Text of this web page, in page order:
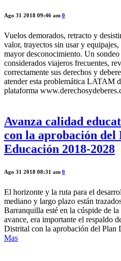
Ago 31 2018 09:46 am 0
Vuelos demorados, retracto y
valor, trayectos sin usar y
mayor desconocimiento. Un sondeo
considerados viajeros frecuentes,
correctamente sus derechos y
atender esta problemática LATAM
plataforma
Avanza calidad
con la aprobación del
Educación 2018-2028
Ago 31 2018 08:31 am 0
El horizonte y la ruta para el
mediano y largo plazo están
Barranquilla esté en la cúspide de
avance, era importante el respaldo
Distrital con la aprobación del Plan
Mas